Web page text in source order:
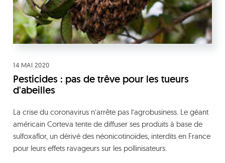
14 MAI 2020
Pesticides : pas de trêve pour les tueurs
d'abeilles
La crise du coronavirus n’arrête pas l’agrobusiness. Le géant
américain Corteva tente de diffuser ses produits à base de
sulfoxaflor, un dérivé des néonicotinoïdes, interdits en France
pour leurs effets ravageurs sur les pollinisateurs.